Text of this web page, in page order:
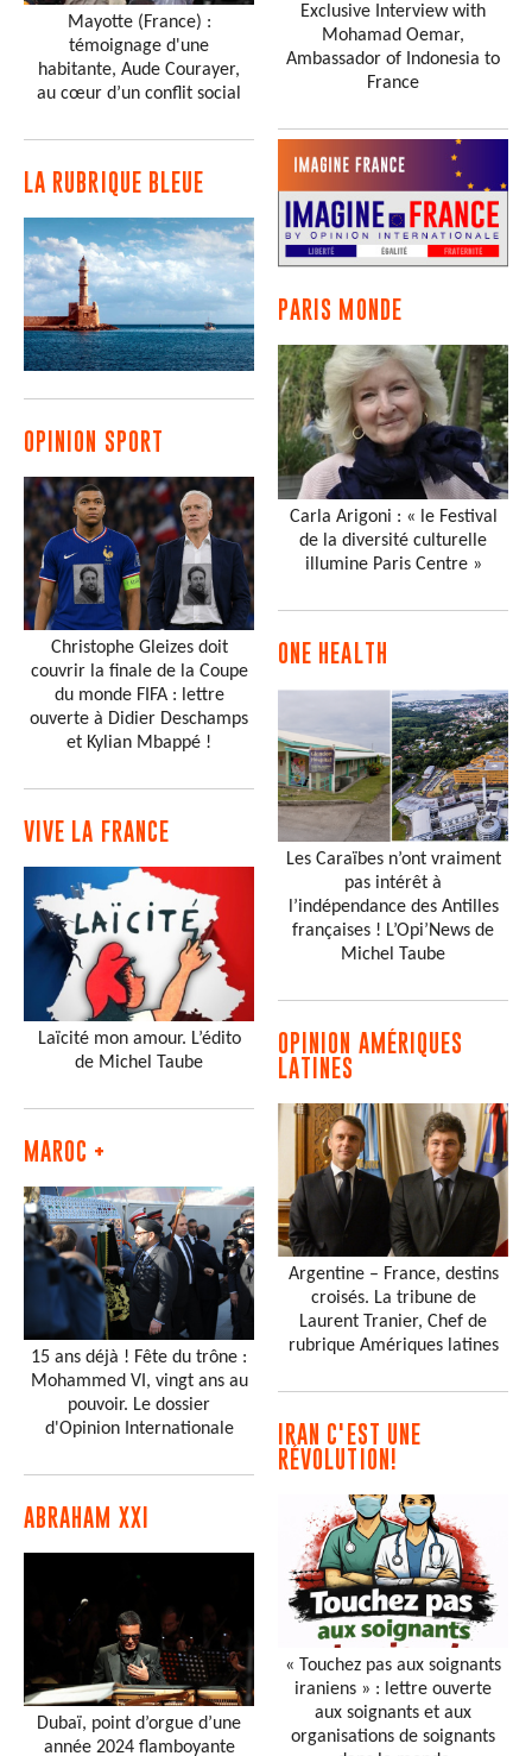
Mayotte (France) :
témoignage d'une
habitante, Aude Courayer,
au cœur d’un conflit social
LA RUBRIQUE BLEUE
OPINION SPORT
Christophe Gleizes doit
couvrir la finale de la Coupe
du monde FIFA : lettre
ouverte à Didier Deschamps
et Kylian Mbappé !
VIVE LA FRANCE
Laïcité mon amour. L’édito
de Michel Taube
MAROC +
15 ans déjà ! Fête du trône :
Mohammed VI, vingt ans au
pouvoir. Le dossier
d'Opinion Internationale
ABRAHAM XXI
Dubaï, point d’orgue d’une
année 2024 flamboyante
Exclusive Interview with
Mohamad Oemar,
Ambassador of Indonesia to
France
PARIS MONDE
Carla Arigoni : « le Festival
de la diversité culturelle
illumine Paris Centre »
ONE HEALTH
Les Caraïbes n’ont vraiment
pas intérêt à
l’indépendance des Antilles
françaises ! L’Opi’News de
Michel Taube
OPINION AMÉRIQUES
LATINES
Argentine – France, destins
croisés. La tribune de
Laurent Tranier, Chef de
rubrique Amériques latines
IRAN C'EST UNE
RÉVOLUTION!
« Touchez pas aux soignants
iraniens » : lettre ouverte
aux soignants et aux
organisations de soignants